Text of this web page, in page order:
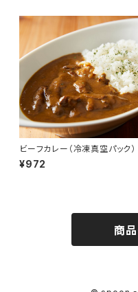
ビーフカレー（冷凍真空パック）
¥972
商